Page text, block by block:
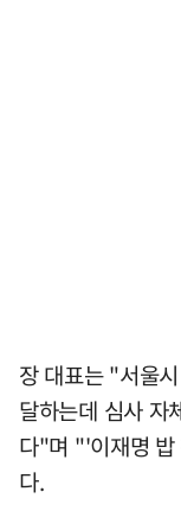
장 대표는 "서울
달하는데 심사 자
다"며 "'이재명 밥
다.